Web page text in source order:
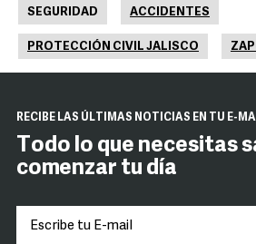
SEGURIDAD ACCIDENTES
PROTECCIÓN CIVIL JALISCO
RECIBE LAS ÚLTIMAS NOTICIAS EN TU E-
Todo lo que necesitas
comenzar tu día